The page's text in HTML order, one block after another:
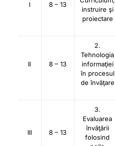
I 8 – 13
instruire şi
proiectare
II 8 – 13
2.
Tehnologia
informaţiei
în procesul
de învăţare
III 8 – 13
3.
Evaluarea
învăţării
folosind